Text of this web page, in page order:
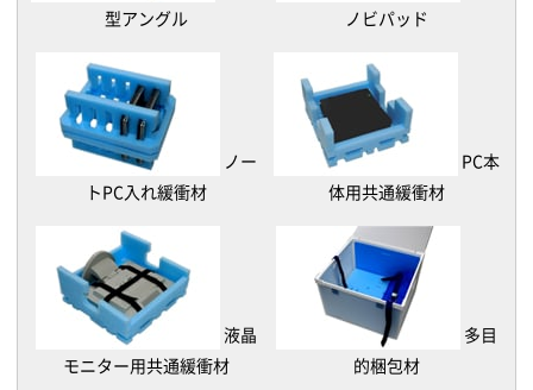
型アングル
ノビパッド
ノー
トPC入れ緩衝材
PC本
体用共通緩衝材
液晶
モニター用共通緩衝材
多目
的梱包材